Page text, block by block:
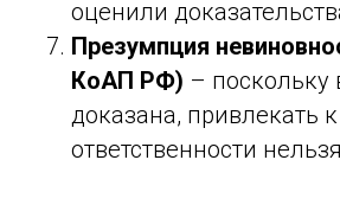
оценили
Презумпция
КоАП РФ) – поскольку
доказана, привлекать к
ответственности